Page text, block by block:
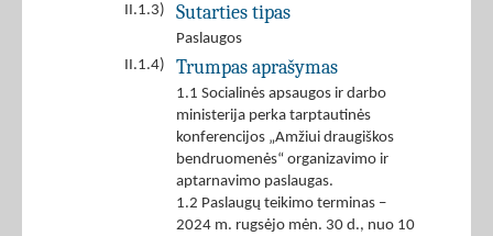
II.1.3)
Sutarties tipas
Paslaugos
II.1.4)
Trumpas aprašymas
1.1 Socialinės apsaugos ir darbo
ministerija perka tarptautinės
konferencijos „Amžiui draugiškos
bendruomenės“ organizavimo ir
aptarnavimo paslaugas.
1.2 Paslaugų teikimo terminas –
2024 m. rugsėjo mėn. 30 d., nuo 10